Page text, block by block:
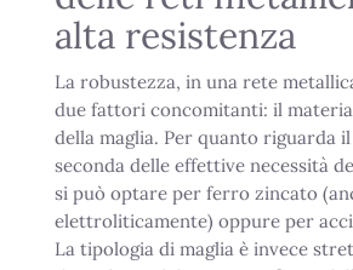
alta resistenza
La robustezza, in una rete
due fattori concomitanti: il
della maglia. Per quanto riguarda
seconda delle effettive necessità
si può optare per ferro zincato
elettroliticamente) oppure per
La tipologia di maglia è invece